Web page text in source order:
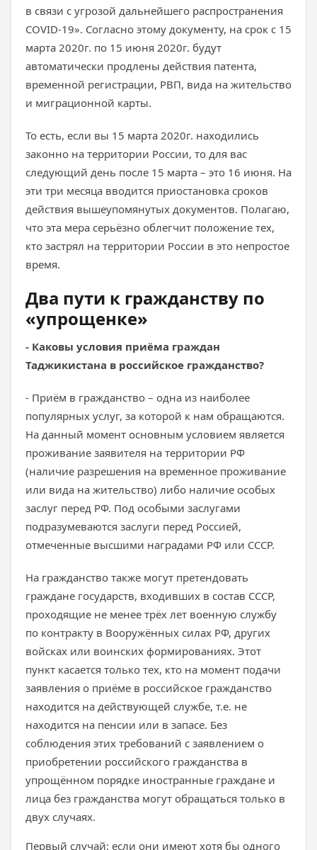
в связи с угрозой дальнейшего распространения
COVID-19». Согласно этому документу, на срок с 15
марта 2020г. по 15 июня 2020г. будут
автоматически продлены действия патента,
временной регистрации, РВП, вида на жительство
и миграционной карты.
То есть, если вы 15 марта 2020г. находились
законно на территории России, то для вас
следующий день после 15 марта – это 16 июня. На
эти три месяца вводится приостановка сроков
действия вышеупомянутых документов. Полагаю,
что эта мера серьёзно облегчит положение тех,
кто застрял на территории России в это непростое
время.
Два пути к гражданству по
«упрощенке»
- Каковы условия приёма граждан
Таджикистана в российское гражданство?
- Приём в гражданство – одна из наиболее
популярных услуг, за которой к нам обращаются.
На данный момент основным условием является
проживание заявителя на территории РФ
(наличие разрешения на временное проживание
или вида на жительство) либо наличие особых
заслуг перед РФ. Под особыми заслугами
подразумеваются заслуги перед Россией,
отмеченные высшими наградами РФ или СССР.
На гражданство также могут претендовать
граждане государств, входивших в состав СССР,
проходящие не менее трёх лет военную службу
по контракту в Вооружённых силах РФ, других
войсках или воинских формированиях. Этот
пункт касается только тех, кто на момент подачи
заявления о приёме в российское гражданство
находится на действующей службе, т.е. не
находится на пенсии или в запасе. Без
соблюдения этих требований с заявлением о
приобретении российского гражданства в
упрощённом порядке иностранные граждане и
лица без гражданства могут обращаться только в
двух случаях.
Первый случай: если они имеют хотя бы одного